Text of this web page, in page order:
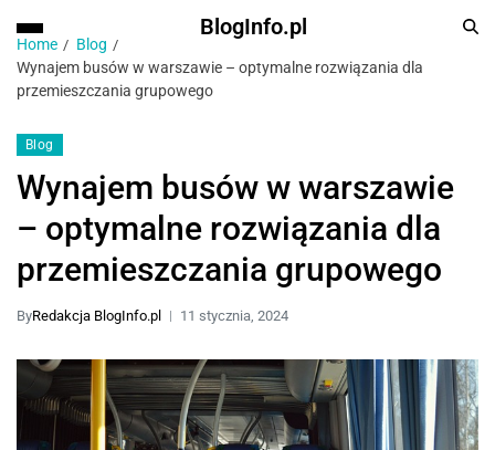
BlogInfo.pl
Home
Blog
Wynajem busów w warszawie – optymalne rozwiązania dla
przemieszczania grupowego
Blog
Wynajem busów w warszawie
– optymalne rozwiązania dla
przemieszczania grupowego
ByRedakcja BlogInfo.pl 11 stycznia, 2024